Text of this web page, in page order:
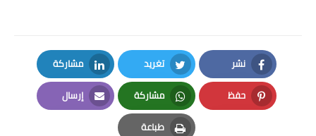
نشر
Facebook
تغريد
Twitter
مشاركة
LinkedIn
حفظ
Pinterest
مشاركة
Whatsapp
إرسال
Email
طباعة